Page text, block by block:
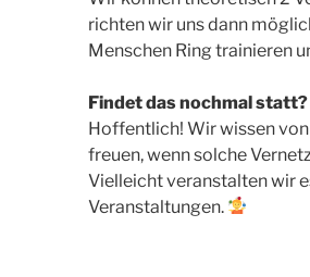
richten wir uns dann
Menschen Ring trainieren
Findet das nochmal statt?
Hoffentlich! Wir wissen
freuen, wenn solche
Vielleicht veranstalten wir
Veranstaltungen.